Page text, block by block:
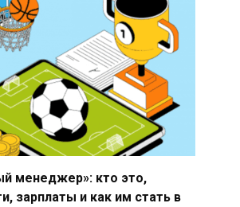
менеджер»: кто это,
зарплаты и как им стать в